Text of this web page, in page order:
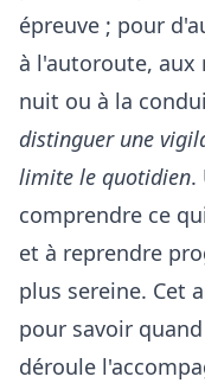
épreuve ; pour
à l'autoroute,
nuit ou à la
distinguer une
limite le quotidien.
comprendre ce
et à reprendre
plus sereine. Cet
pour savoir
déroule